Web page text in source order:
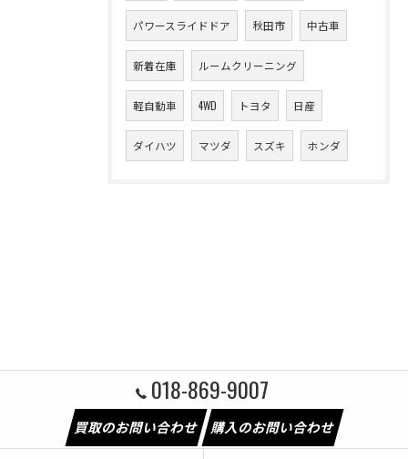
パワースライドドア 秋田市 中古車
新着在庫 ルームクリーニング
軽自動車 4WD トヨタ 日産
ダイハツ マツダ スズキ ホンダ
018-869-9007
買取のお問い合わせ 購入のお問い合わせ